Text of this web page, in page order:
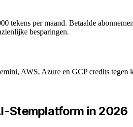
tekens per maand. Betaalde
besparingen.
AWS, Azure en GCP credits tegen
Stemplatform in 2026